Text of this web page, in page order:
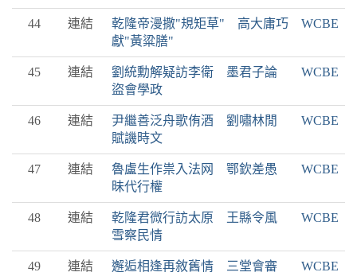
44 連結
乾隆帝漫撒"規矩草" 高大庸巧
獻"黃粱膳"
WCBE
45 連結
劉統勳解疑訪李衛 墨君子論
盜會學政
WCBE
46 連結
尹繼善泛舟歌侑酒 劉嘯林閒
賦譏時文
WCBE
47 連結
魯盧生作祟入法网 鄂欽差愚
昧代行權
WCBE
48 連結
乾隆君微行訪太原 王縣令風
雪察民情
WCBE
49 連結
邂逅相逢再敘舊情 三堂會審
WCBE